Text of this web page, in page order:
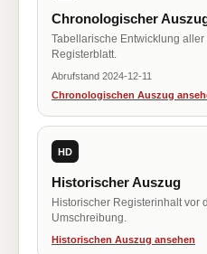
Chronologischer
Tabellarische Entwicklung
Registerblatt.
Abrufstand 2024-12-11
Chronologischen Auszug
HD
Historischer Auszug
Historischer Registerinhalt vor
Umschreibung.
Historischen Auszug ansehen